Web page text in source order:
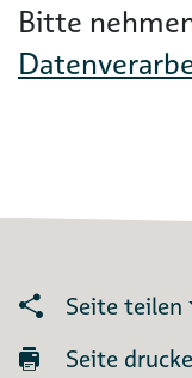
Bitte
Seite teilen
Seite